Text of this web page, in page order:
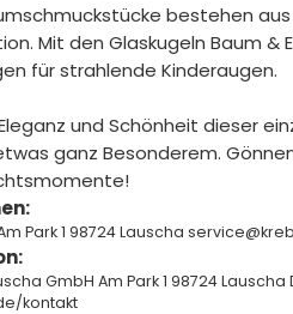
bestehen
Mit den Glaskugeln Baum
für strahlende Kinderaugen.
und Schönheit dieser
ganz Besonderem.
Park 1 98724 Lauscha
GmbH Am Park 1 98724
kontakt